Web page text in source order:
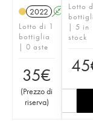
2022 A
Lotto di 1
bottiglia
| 0 aste
35€
(Prezzo di
riserva)
Lotto
| 5 in
stock
45